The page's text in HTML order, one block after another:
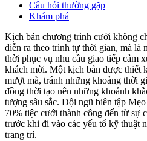
Câu hỏi thường gặp
Khám phá
Kịch bản chương trình cưới không
diễn ra theo trình tự thời gian, mà là
thời phục vụ nhu cầu giao tiếp cảm
khách mời. Một kịch bản được thiết
mượt mà, tránh những khoảng thời
đồng thời tạo nên những khoảnh
tượng sâu sắc. Đội ngũ biên tập
70% tiệc cưới thành công đến từ sự
trước khi đi vào các yếu tố kỹ thuật
trang trí.